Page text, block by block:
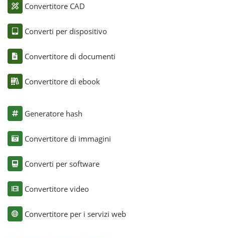
Convertitore CAD
Converti per dispositivo
Convertitore di documenti
Convertitore di ebook
Generatore hash
Convertitore di immagini
Converti per software
Convertitore video
Convertitore per i servizi web